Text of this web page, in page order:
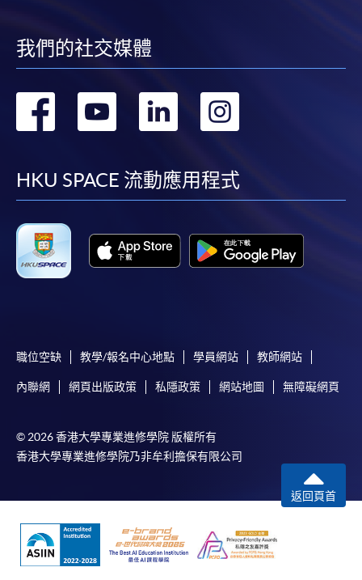
我們的社交媒體
轉
facebook
轉
youtube
轉
linkedin
HKU SPACE 流動應用程式
職位空缺 教學/報名中心地點 學員網站 教師網站
內聯網 網頁出版政策 私隱政策 網站地圖 無障礙網頁
© 2026 香港大學專業進修學院 版權所有
香港大學專業進修學院乃非牟利擔保有限公司
返回頁首